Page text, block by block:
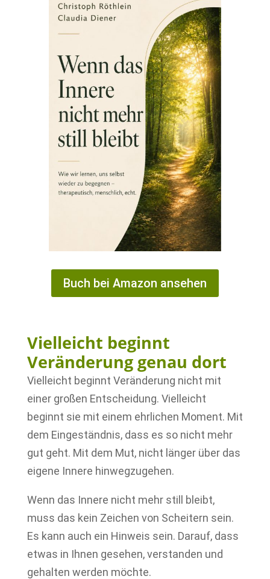
Buch bei Amazon ansehen
Vielleicht beginnt
Veränderung genau dort
Vielleicht beginnt Veränderung nicht mit
einer großen Entscheidung. Vielleicht
beginnt sie mit einem ehrlichen Moment. Mit
dem Eingeständnis, dass es so nicht mehr
gut geht. Mit dem Mut, nicht länger über das
eigene Innere hinwegzugehen.
Wenn das Innere nicht mehr still bleibt,
muss das kein Zeichen von Scheitern sein.
Es kann auch ein Hinweis sein. Darauf, dass
etwas in Ihnen gesehen, verstanden und
gehalten werden möchte.